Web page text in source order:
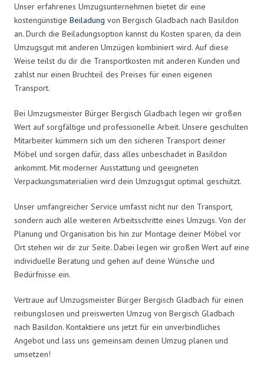
Unser erfahrenes Umzugsunternehmen bietet dir eine
kostengünstige Beiladung von Bergisch Gladbach nach Basildon
an. Durch die Beiladungsoption kannst du Kosten sparen, da dein
Umzugsgut mit anderen Umzügen kombiniert wird. Auf diese
Weise teilst du dir die Transportkosten mit anderen Kunden und
zahlst nur einen Bruchteil des Preises für einen eigenen
Transport.
Bei Umzugsmeister Bürger Bergisch Gladbach legen wir großen
Wert auf sorgfältige und professionelle Arbeit. Unsere geschulten
Mitarbeiter kümmern sich um den sicheren Transport deiner
Möbel und sorgen dafür, dass alles unbeschadet in Basildon
ankommt. Mit moderner Ausstattung und geeigneten
Verpackungsmaterialien wird dein Umzugsgut optimal geschützt.
Unser umfangreicher Service umfasst nicht nur den Transport,
sondern auch alle weiteren Arbeitsschritte eines Umzugs. Von der
Planung und Organisation bis hin zur Montage deiner Möbel vor
Ort stehen wir dir zur Seite. Dabei legen wir großen Wert auf eine
individuelle Beratung und gehen auf deine Wünsche und
Bedürfnisse ein.
Vertraue auf Umzugsmeister Bürger Bergisch Gladbach für einen
reibungslosen und preiswerten Umzug von Bergisch Gladbach
nach Basildon. Kontaktiere uns jetzt für ein unverbindliches
Angebot und lass uns gemeinsam deinen Umzug planen und
umsetzen!